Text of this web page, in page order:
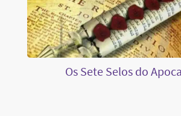
Os Sete Selos do